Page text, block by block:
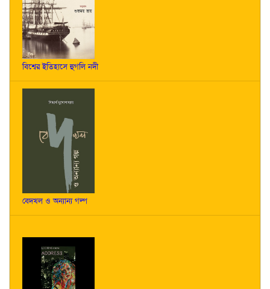
বিশ্বের ইতিহাসে হুগলি নদী
বেদখল ও অন্যান্য গল্প